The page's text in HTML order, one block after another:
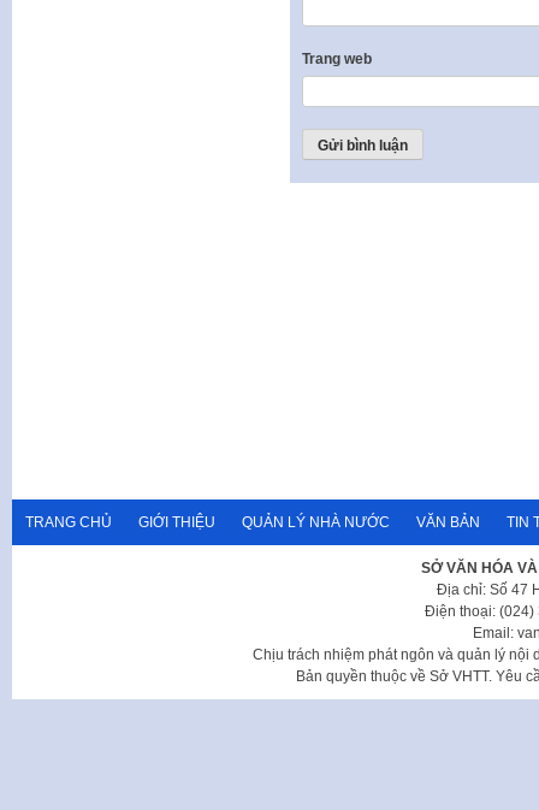
Trang web
TRANG CHỦ GIỚI THIỆU QUẢN LÝ NHÀ NƯỚC VĂN BẢN TIN
SỞ VĂN HÓA
Địa chỉ: Số 47
Điện thoại: (024)
Email:
Chịu trách nhiệm phát ngôn và quản lý nội
Bản quyền thuộc về Sở VHTT. Yêu